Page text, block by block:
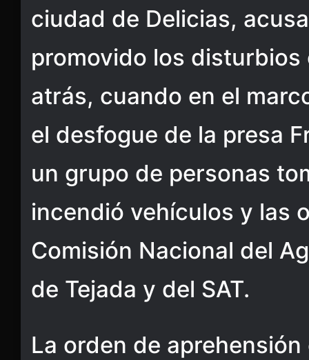
ciudad de Delicias,
promovido los
atrás, cuando en el
el desfogue de la presa
un grupo de personas
incendió vehículos y las
Comisión Nacional del
de Tejada y del SAT.
La orden de